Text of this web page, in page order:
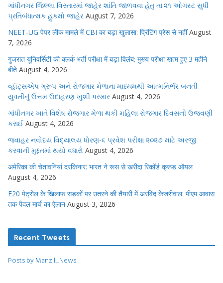
ગાંધીનગર જિલ્લા વિસ્તારમાં જાહેર શાંતિ જાળવવા હેતુ તા.૨૧ ઓગસ્ટ સુધી
પ્રતિબંધાત્મક હુકમો જાહેર August 7, 2026
NEET-UG पेपर लीक मामले में CBI का बड़ा खुलासा: प्रिंटिंग प्रेस से नहीं August
7, 2026
गुजरात यूनिवर्सिटी की क्लर्क भर्ती परीक्षा में बड़ा विलंब: मुख्य परीक्षा खत्म हुए 3 महीने
बीते August 4, 2026
વ્હૉટ્સએપ ગ્રૂપ અને રોજગાર મેળાના માધ્યમથી આત્મનિર્ભર બનતી
યુવતીનું ઉત્તમ ઉદાહરણ ખુશી પરમાર August 4, 2026
ગાંધીનગર ખાતે વિશેષ રોજગાર મેળા થકી મહિલા રોજગાર દિવસની ઉજવણી
કરાઈ August 4, 2026
જવાહર નવોદય વિદ્યાલય ધોરણ-૬ પ્રવેશ પરીક્ષા ૨૦૨૭ માટે અરજી
કરવાની મુદ્દતમાં થયો વધારો August 4, 2026
अमेरिका की चेतावनियां दरकिनार: भारत ने रूस से खरीदा रिकॉर्ड क्रूड ऑयल
August 4, 2026
E20 पेट्रोल के खिलाफ सड़कों पर उतरने की तैयारी में अरविंद केजरीवाल: पीएम आवास
तक पैदल मार्च का ऐलान August 3, 2026
Recent Tweets
Posts by Manzil_News